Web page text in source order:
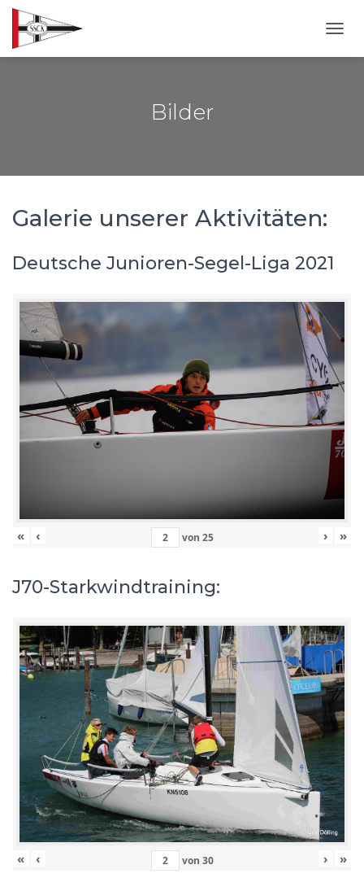
Bilder
Galerie unserer Aktivitäten:
Deutsche Junioren-Segel-Liga 2021
« ‹ von 25 › »
J70-Starkwindtraining:
« ‹ von 30 › »